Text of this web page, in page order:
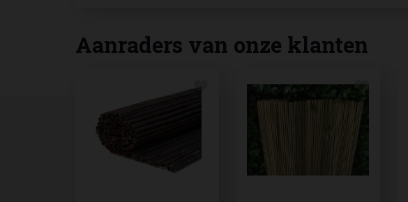
Aanraders van onze klanten